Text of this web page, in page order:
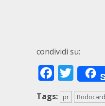
condividi su:
Tags: pr